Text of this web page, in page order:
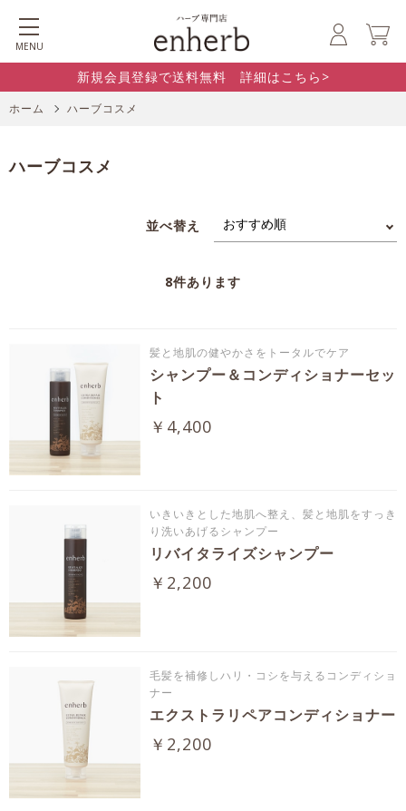
MENU
新規会員登録で送料無料 詳細はこちら>
ホーム ハーブコスメ
ハーブコスメ
並べ替え
8件あります
髪と地肌の健やかさをトータルでケア
シャンプー＆コンディショナーセッ
ト
￥4,400
いきいきとした地肌へ整え、髪と地肌をすっき
り洗いあげるシャンプー
リバイタライズシャンプー
￥2,200
毛髪を補修しハリ・コシを与えるコンディショ
ナー
エクストラリペアコンディショナー
￥2,200